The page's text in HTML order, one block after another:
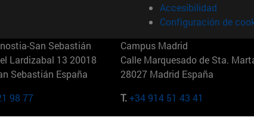
Accesibilidad
Configuración de
San Sebastián
Lardizabal 13 20018
Sebastián España
98 77
Campus Madrid
Calle Marquesado de Sta.
28027 Madrid España
T.+34 914 51 43 41